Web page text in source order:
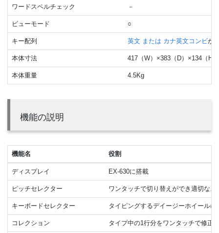
ワードスペルチェック －
ビューモード ○
キー配列 英文 または カナ英文コンビが
本体寸法 417（W）×383（D）×134（H
本体重量 4.5Kg
機能の説明
機能名 役割
ディスプレイ EX-630に搭載
ピッチセレクター ワンタッチで切り替えができ適切な
キーボードセレクター タイピングするデイージーホイール
コレクション タイプ中の1行分をワンタッチで修正